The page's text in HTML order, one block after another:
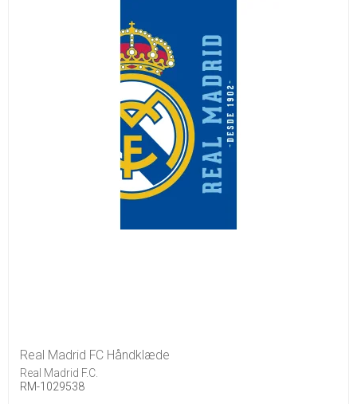
Real Madrid FC Håndklæde
Real Madrid F.C.
RM-1029538